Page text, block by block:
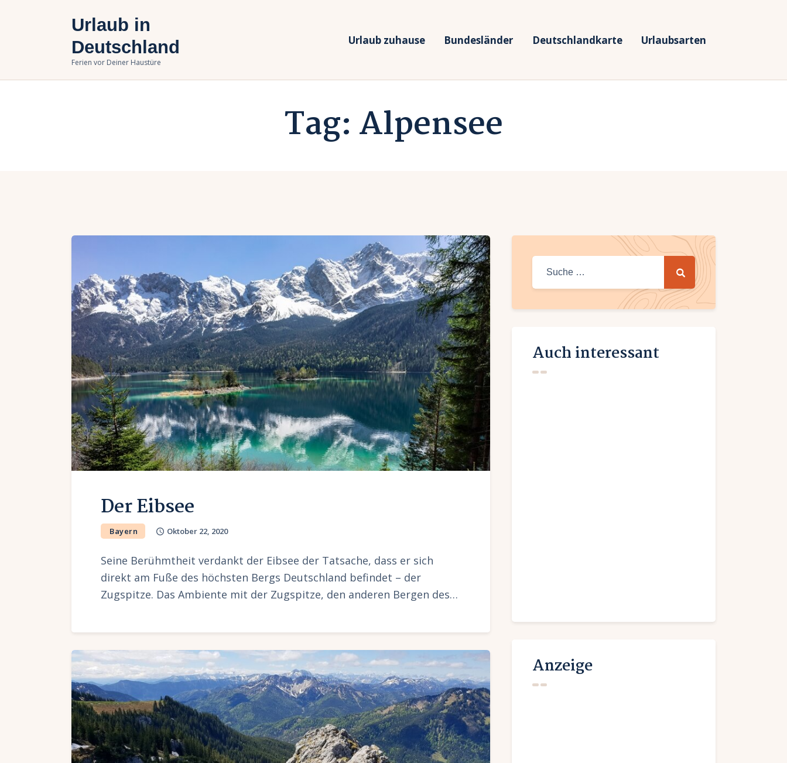
Urlaub in
Deutschland
Ferien vor Deiner Haustüre
Urlaub zuhause Bundesländer Deutschlandkarte Urlaubsarten
Tag: Alpensee
Bundesländer
Urlaubsarten
Der Eibsee
Bayern Oktober 22, 2020
Seine Berühmtheit verdankt der Eibsee der Tatsache, dass er sich
direkt am Fuße des höchsten Bergs Deutschland befindet – der
Zugspitze. Das Ambiente mit der Zugspitze, den anderen Bergen des…
Auch interessant
Anzeige